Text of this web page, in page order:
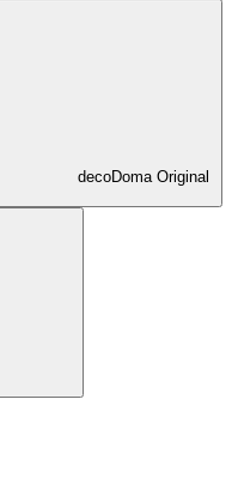
decoDoma Original